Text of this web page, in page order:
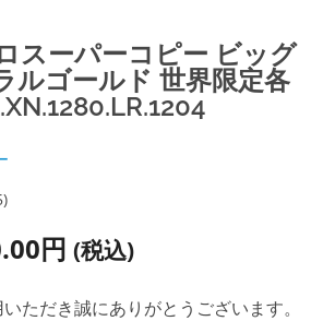
スーパーコピー ビッグ
ルゴールド 世界限定各
円 (税込)
ただき誠にありがとうございます。